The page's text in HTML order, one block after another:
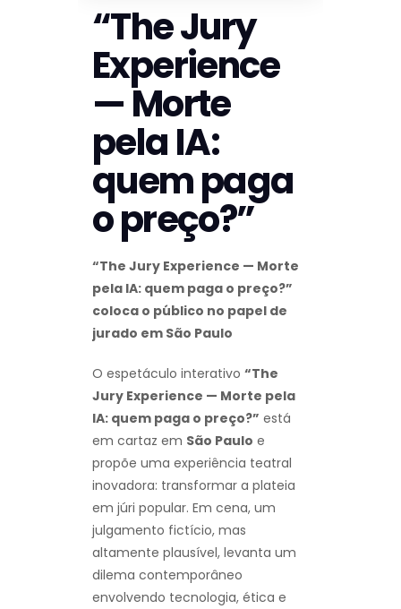
“The Jury
Experience
— Morte
pela IA:
quem paga
o preço?”
“The Jury Experience — Morte
pela IA: quem paga o preço?”
coloca o público no papel de
jurado em São Paulo
O espetáculo interativo “The
Jury Experience — Morte pela
IA: quem paga o preço?” está
em cartaz em São Paulo e
propõe uma experiência teatral
inovadora: transformar a plateia
em júri popular. Em cena, um
julgamento fictício, mas
altamente plausível, levanta um
dilema contemporâneo
envolvendo tecnologia, ética e